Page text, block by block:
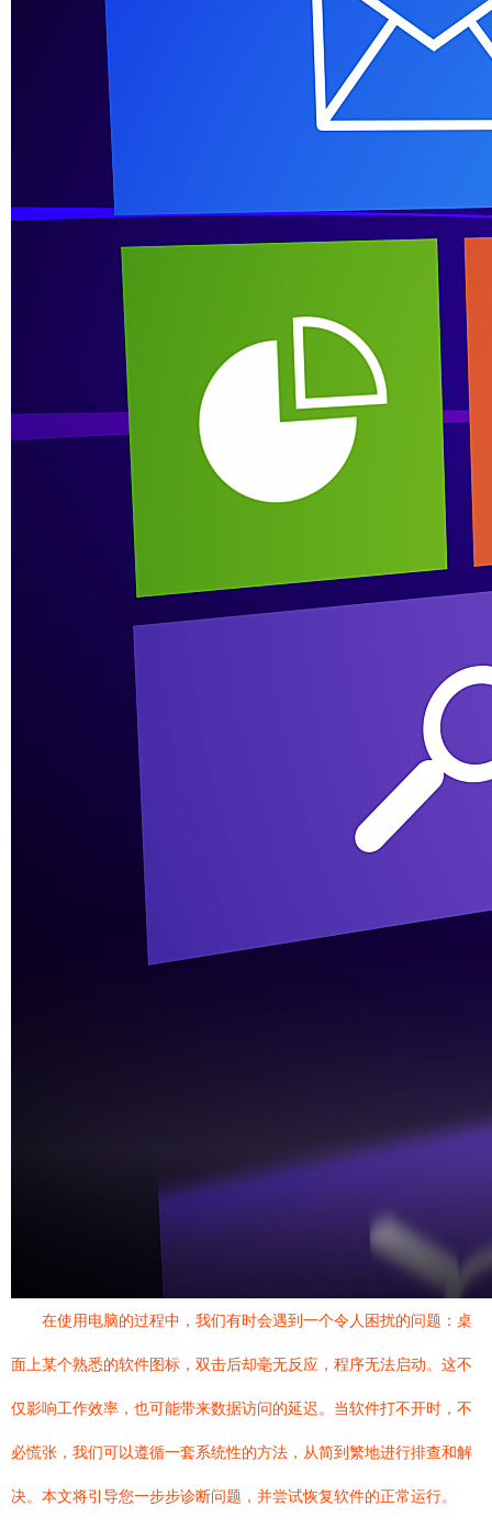
在使用电脑的过程中，我们有时会遇到一个令人困扰的问题：桌
面上某个熟悉的软件图标，双击后却毫无反应，程序无法启动。这不
仅影响工作效率，也可能带来数据访问的延迟。当软件打不开时，不
必慌张，我们可以遵循一套系统性的方法，从简到繁地进行排查和解
决。本文将引导您一步步诊断问题，并尝试恢复软件的正常运行。